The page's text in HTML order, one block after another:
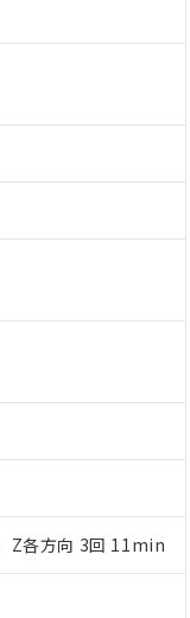
Z各方向 3回 11min
社在庫状況および標
スの対象外となる商
いる更新日時点での
び標準価格とは異な
引先、またはお客様
ご利用いただくには
た部品リストについ
取引・商談に必要な
用に関して"
100ppm以下、
以下、ポリ臭化ジフ
下、フタル酸ブチルベンジ
以下
ることがあります。
ます。
過去に遡って非含
応では、対応完了ま
した。
とから、特段のこと
超えていることを示
ください。
、 PBDEs(ポリ臭化
) : 1000ppm、 BBP(フタル
あることを示します
に漏えいし、環境に
ださい。
び外国貿易法に定め
するなど、違法に輸
器、生物兵器または
上記1、2および3の
様のお取引先、また
)
していない機種